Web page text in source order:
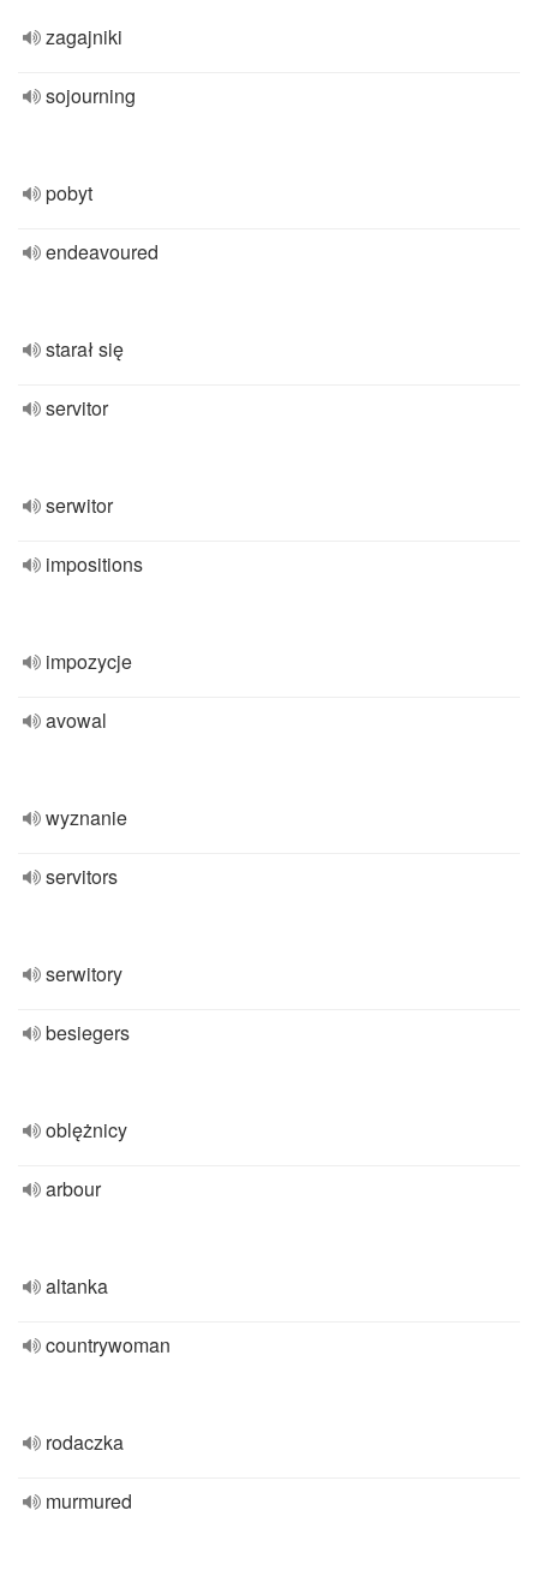
zagajniki
sojourning
pobyt
endeavoured
starał się
servitor
serwitor
impositions
impozycje
avowal
wyznanie
servitors
serwitory
besiegers
oblężnicy
arbour
altanka
countrywoman
rodaczka
murmured